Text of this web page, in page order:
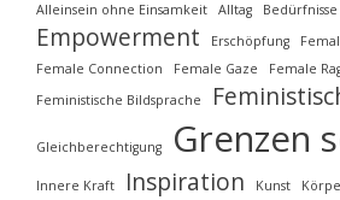
Alleinsein ohne Einsamkeit Alltag Bedürfnisse
Empowerment Erschöpfung
Female Connection
Female Gaze
Female
Feministische Bildsprache
Gleichberechtigung Grenzen
Innere Kraft Inspiration Kunst